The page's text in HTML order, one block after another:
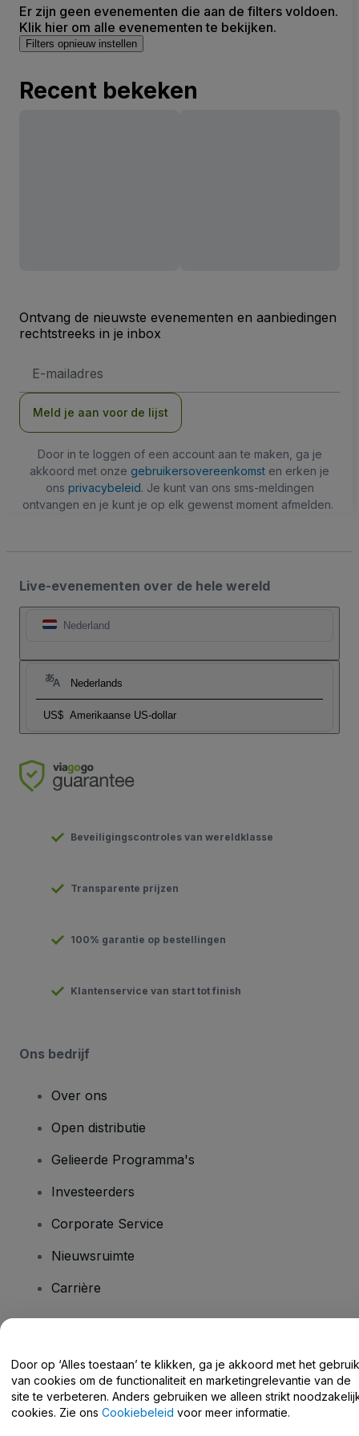
Er zijn geen evenementen die aan de filters voldoen.
Klik hier om alle evenementen te bekijken.
Filters opnieuw instellen
Recent bekeken
Ontvang de nieuwste evenementen en aanbiedingen
rechtstreeks in je inbox
mailadres
Meld je aan voor de lijst
Door in te loggen of een account aan te maken, ga je
akkoord met onze gebruikersovereenkomst en erken je
ons privacybeleid. Je kunt van ons sms-meldingen
ontvangen en je kunt je op elk gewenst moment afmelden.
Live-evenementen over de hele wereld
Nederland
Nederlands
US$ Amerikaanse US-dollar
Beveiligingscontroles van wereldklasse
Transparente prijzen
100% garantie op bestellingen
Klantenservice van start tot finish
Ons bedrijf
Over ons
Open distributie
Gelieerde Programma's
Investeerders
Corporate Service
Nieuwsruimte
Carrière
Helpcentrum / Neem Contact Met Ons Op
Door op ‘Alles toestaan’ te klikken, ga je akkoord met het gebruik
van cookies om de functionaliteit en marketingrelevantie van de
site te verbeteren. Anders gebruiken we alleen strikt
cookies. Zie ons Cookiebeleid voor meer informatie.